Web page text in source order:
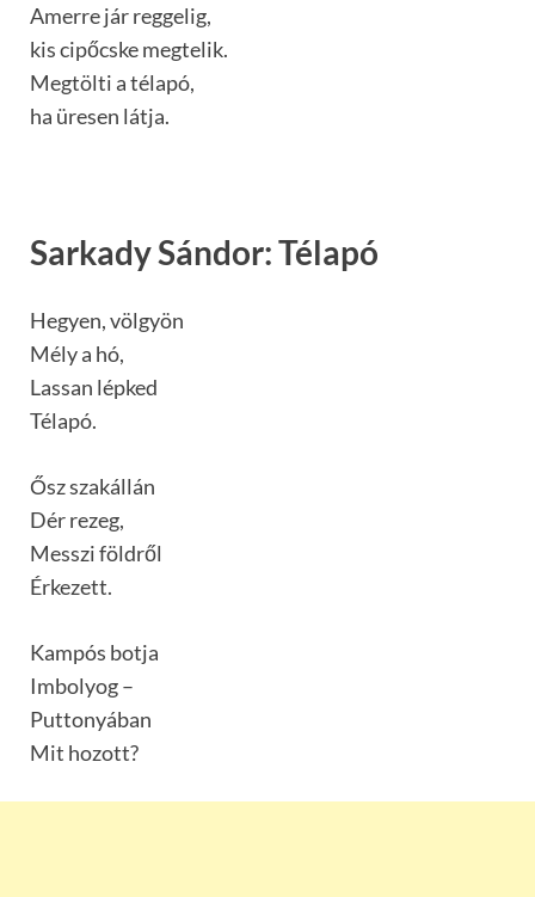
Amerre jár reggelig,
kis cipőcske megtelik.
Megtölti a télapó,
ha üresen látja.
Sarkady Sándor: Télapó
Hegyen, völgyön
Mély a hó,
Lassan lépked
Télapó.
Ősz szakállán
Dér rezeg,
Messzi földről
Érkezett.
Kampós botja
Imbolyog –
Puttonyában
Mit hozott?